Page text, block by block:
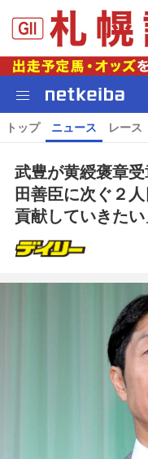
トップ ニュース レース
武豊が黄綬褒章
田善臣に次ぐ２
貢献していきたい